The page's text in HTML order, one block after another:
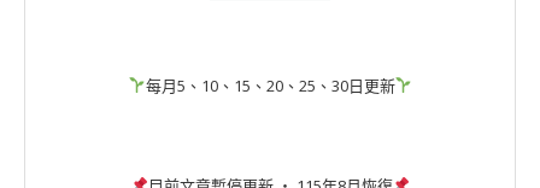
每月5、10、15、20、25、30日更新